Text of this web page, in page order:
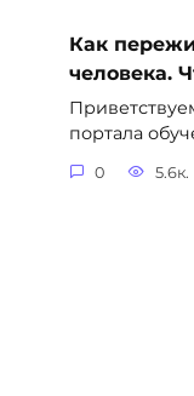
Как
человека.
портала
0 5.6к.